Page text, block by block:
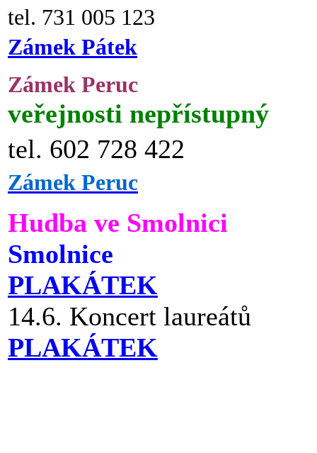
tel. 731 005 123
Zámek Pátek
Zámek Peruc
veřejnosti nepřístupný
tel. 602 728 422
Zámek Peruc
Hudba ve Smolnici
Smolnice
PLAKÁTEK
14.6. Koncert laureátů
PLAKÁTEK